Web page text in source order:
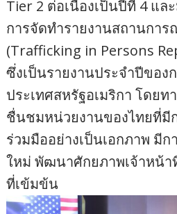
Tier 2 ต่อเนื่องเป็นปีที่ 4 แ
การจัดทำรายงานสถานกา
(Trafficking in Persons
ซึ่งเป็นรายงานประจำปีของ
ประเทศสหรัฐอเมริกา โดยท
ชื่นชมหน่วยงานของไทยที่มี
ร่วมมืออย่างเป็นเอกภาพ มี
ใหม่ พัฒนาศักยภาพเจ้าหน้
ที่เข้มข้น